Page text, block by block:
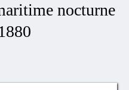
nocturne